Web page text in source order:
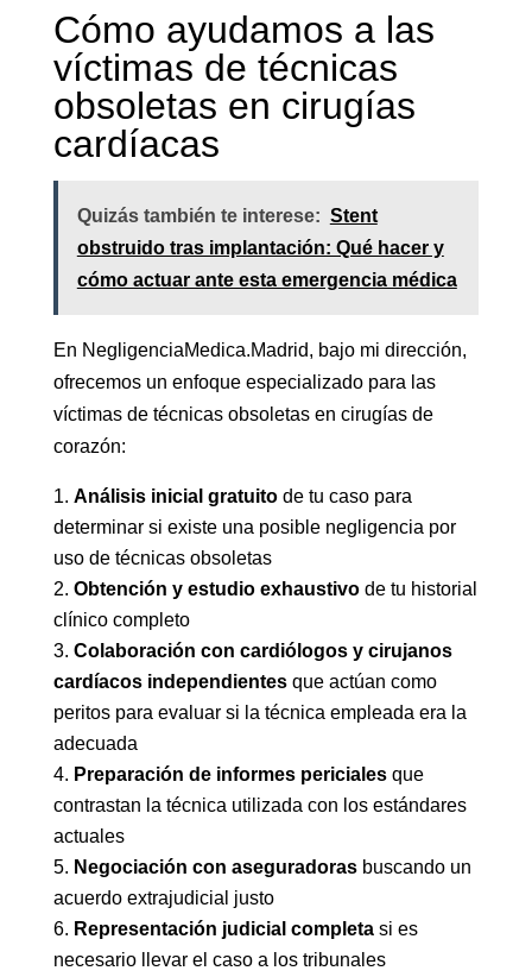
Cómo ayudamos a las
víctimas de técnicas
obsoletas en cirugías
cardíacas
Quizás también te interese: Stent
obstruido tras implantación: Qué hacer y
cómo actuar ante esta emergencia médica
En NegligenciaMedica.Madrid, bajo mi dirección,
ofrecemos un enfoque especializado para las
víctimas de técnicas obsoletas en cirugías de
corazón:
Análisis inicial gratuitode tu caso para
determinar si existe una posible negligencia por
uso de técnicas obsoletas
Obtención y estudio exhaustivode tu historial
clínico completo
Colaboración con cardiólogos y cirujanos
cardíacos independientesque actúan como
peritos para evaluar si la técnica empleada era la
adecuada
Preparación de informes pericialesque
contrastan la técnica utilizada con los estándares
actuales
Negociación con aseguradorasbuscando un
acuerdo extrajudicial justo
Representación judicial completasi es
necesario llevar el caso a los tribunales